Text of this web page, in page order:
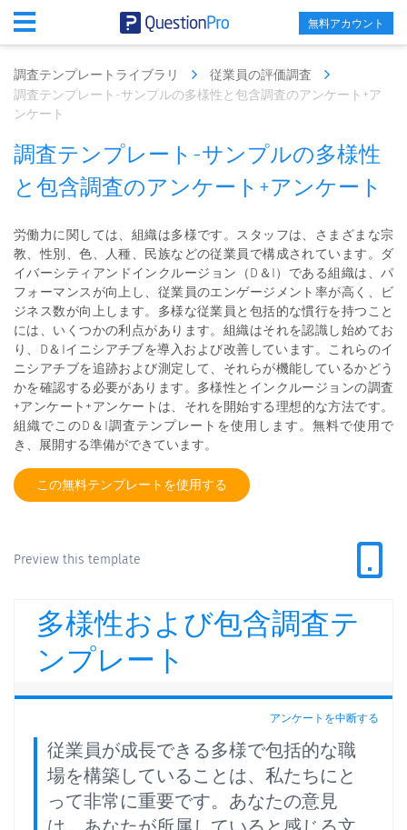
無料アカウント
調査テンプレートライブラリ
従業員の評価調査
調査テンプレート-サンプルの多様性と包含調査のアンケート+ア
ンケート
調査テンプレート-サンプルの多様性
と包含調査のアンケート+アンケート
労働力に関しては、組織は多様です。スタッフは、さまざまな宗
教、性別、色、人種、民族などの従業員で構成されています。ダ
イバーシティアンドインクルージョン（D＆I）である組織は、パ
フォーマンスが向上し、従業員のエンゲージメント率が高く、ビ
ジネス数が向上します。多様な従業員と包括的な慣行を持つこと
には、いくつかの利点があります。組織はそれを認識し始めてお
り、D＆Iイニシアチブを導入および改善しています。これらのイ
ニシアチブを追跡および測定して、それらが機能しているかどう
かを確認する必要があります。多様性とインクルージョンの調査
+アンケート+アンケートは、それを開始する理想的な方法です。
組織でこのD＆I調査テンプレートを使用します。無料で使用で
き、展開する準備ができています。
この無料テンプレートを使用する
Preview this template